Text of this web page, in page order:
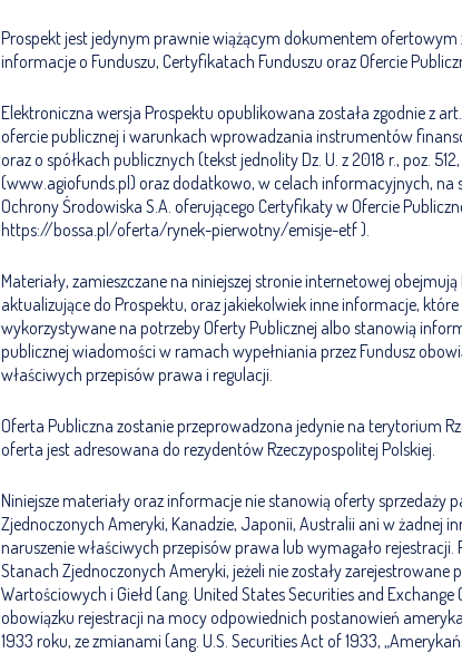
Prospekt jest jedynym prawnie wiążącym dokumentem ofertowym
informacje o Funduszu, Certyfikatach Funduszu oraz Ofercie
Elektroniczna wersja Prospektu opublikowana została zgodnie z
ofercie publicznej i warunkach wprowadzania instrumentów
oraz o spółkach publicznych (tekst jednolity Dz. U. z 2018 r., poz.
(www.agiofunds.pl) oraz dodatkowo, w celach informacyjnych, na
Ochrony Środowiska S.A. oferującego Certyfikaty w Ofercie
https://bossa.pl/oferta/rynek-pierwotny/emisje-etf ).
Materiały, zamieszczane na niniejszej stronie internetowej
aktualizujące do Prospektu, oraz jakiekolwiek inne informacje,
wykorzystywane na potrzeby Oferty Publicznej albo stanowią
publicznej wiadomości w ramach wypełniania przez Fundusz
właściwych przepisów prawa i regulacji.
Oferta Publiczna zostanie przeprowadzona jedynie na terytorium
oferta jest adresowana do rezydentów Rzeczypospolitej Polskiej.
Niniejsze materiały oraz informacje nie stanowią oferty sprzedaży
Zjednoczonych Ameryki, Kanadzie, Japonii, Australii ani w żadnej
naruszenie właściwych przepisów prawa lub wymagało
Stanach Zjednoczonych Ameryki, jeżeli nie zostały zarejestrowane
Wartościowych i Giełd (ang. United States Securities and
obowiązku rejestracji na mocy odpowiednich postanowień
1933 roku, ze zmianami (ang. U.S. Securities Act of 1933,